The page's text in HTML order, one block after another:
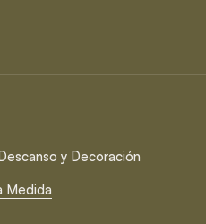
y Decoración
Medida